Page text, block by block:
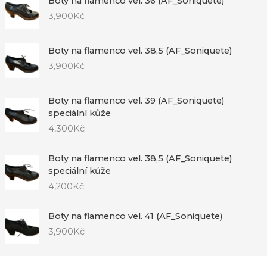
3,900Kč
Boty na flamenco vel. 38,5 (AF_Soniquete)
3,900Kč
Boty na flamenco vel. 39 (AF_Soniquete)
speciální kůže
4,300Kč
Boty na flamenco vel. 38,5 (AF_Soniquete)
speciální kůže
4,200Kč
Boty na flamenco vel. 41 (AF_Soniquete)
3,900Kč